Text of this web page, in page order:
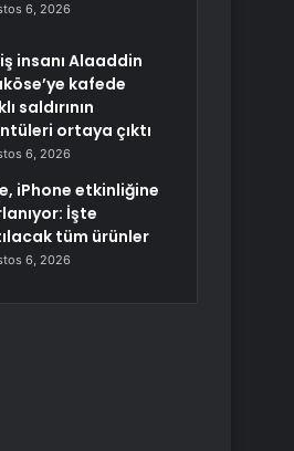
6, 2026
insanı Alaaddin
kafede
saldırının
ortaya çıktı
6, 2026
iPhone etkinliğine
İşte
tüm ürünler
6, 2026